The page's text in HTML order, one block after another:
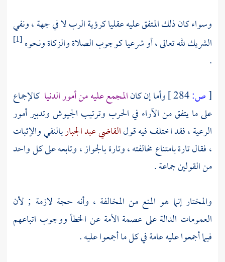
وسواء كان ذلك المتفق عليه عقليا كرؤية الرب لا في جهة ، ونفي
الشريك لله تعالى ، أو شرعيا كوجوب الصلاة والزكاة ونحوه [1]
.
[ص: وأما إن كانالمجمع عليه من أمور الدنيا كالإجماع
على ما يتفق من الآراء في الحرب وترتيب الجيوش وتدبير أمور
الرعية ، فقد اختلف فيه قولالقاضي عبد الجباربالنفي والإثبات
، فقال تارة بامتناع مخالفته ، وتارة بالجواز ، وتابعه على كل واحد
من القولين جماعة .
والمختار إنما هو المنع من المخالفة ، وأنه حجة لازمة ; لأن
العمومات الدالة على عصمة الأمة عن الخطأ ووجوب اتباعهم
فيما أجمعوا عليه عامة في كل ما أجمعوا عليه .